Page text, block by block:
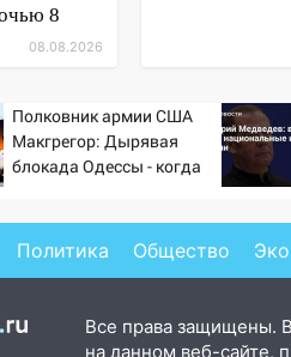
8
08.08.2026
Полковник армии США
Макгрегор: Дырявая
блокада Одессы - когда
головы?
Политика Общество
Все права защищены.
на данном веб-сайте,